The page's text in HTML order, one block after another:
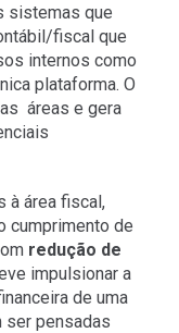
sistemas que
fiscal que
internos como
plataforma. O
áreas e gera
à área fiscal,
cumprimento de
redução de
impulsionar a
de uma
ser pensadas